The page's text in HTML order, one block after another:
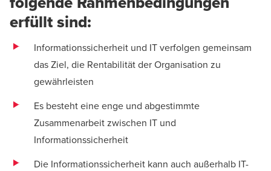
erfüllt sind:
Informationssicherheit und IT verfolgen gemeinsam
das Ziel, die Rentabilität der Organisation zu
gewährleisten
Es besteht eine enge und abgestimmte
Zusammenarbeit zwischen IT und
Informationssicherheit
Die Informationssicherheit kann auch außerhalb IT-